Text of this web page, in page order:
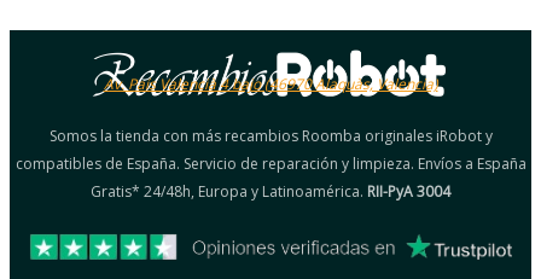
Av. País Valencià 4 bajo (46970 Alaquàs, Valencia)
Somos la tienda con más recambios Roomba originales iRobot y
compatibles de España. Servicio de reparación y limpieza. Envíos a España
Gratis* 24/48h, Europa y Latinoamérica. RII-PyA 3004